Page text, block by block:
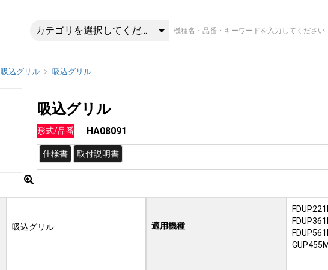
HA08091 | 吸込グリル | 三菱重
カテゴリを選択してください
吸込グリル 吸込グリル
吸込グリル
形式/品番 HA08091
仕様書 取付説明書
吸込グリル 適用機種